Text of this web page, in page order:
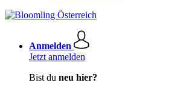
Anmelden
Jetzt anmelden
Bist du neu hier?